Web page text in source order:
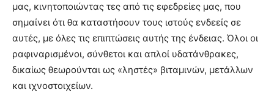
μας, κινητοποιώντας τες από τις εφεδρείες μας, που
σημαίνει ότι θα καταστήσουν τους ιστούς ενδεείς σε
αυτές, με όλες τις επιπτώσεις αυτής της ένδειας. Όλοι οι
ραφιναρισμένοι, σύνθετοι και απλοί υδατάνθρακες,
δικαίως θεωρούνται ως «ληστές» βιταμινών, μετάλλων
και ιχνοστοιχείων.